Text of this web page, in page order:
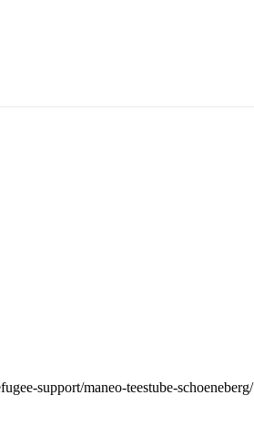
support/maneo-teestube-schoeneberg/